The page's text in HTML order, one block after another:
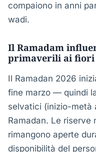
compaiono in anni
wadi.
Il Ramadam
primaverili ai fiori
Il Ramadan 2026
fine marzo — quindi
selvatici (inizio-metà
Ramadan. Le riserve
rimangono aperte
disponibilità del